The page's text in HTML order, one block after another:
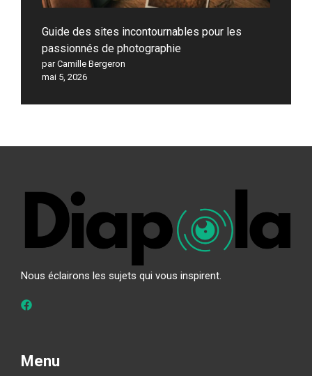
Guide des sites incontournables pour les
passionnés de photographie
par Camille Bergeron
mai 5, 2026
Nous éclairons les sujets qui vous inspirent.
Menu